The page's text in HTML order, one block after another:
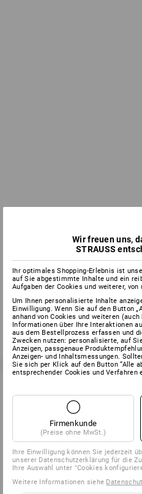
Wir freuen uns,
STRAUSS
Ihr optimales Shopping-Erlebnis ist
auf Sie abgestimmte Inhalte und ein
Aufgaben der Cookies und weiterer,
Um Ihnen personalisierte Inhalte
Einwilligung. Wenn Sie auf den Button
anhand von Cookies und weiteren
Informationen über Ihre Interaktionen
aus dem Bestellprozess erfassen und
Zwecken nutzen: personalisierte, auf
Anzeigen, passgenaue
Anzeigen- und Inhaltsmessungen.
Sie sich per Klick auf den Button “Alle
entsprechender Cookies und Verfahren
Firmenkunde
(Preise ohne MwSt.)
Ihre Einwilligung können Sie jederzeit
unserer Datenschutzerklärung für die
Ihre Auswahl unter "Cookies
Weitere Informationen siehe